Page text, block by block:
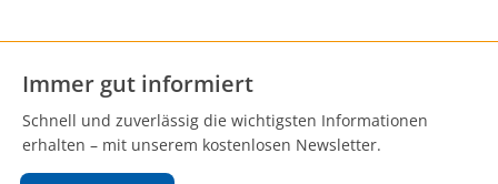
Immer gut informiert
Schnell und zuverlässig die wichtigsten Informationen
erhalten – mit unserem kostenlosen Newsletter.